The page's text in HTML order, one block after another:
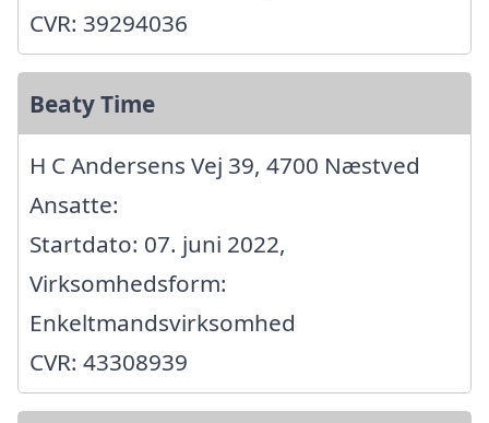
CVR: 39294036
Beaty Time
H C Andersens Vej 39, 4700 Næstved
Ansatte:
Startdato: 07. juni 2022,
Virksomhedsform:
Enkeltmandsvirksomhed
CVR: 43308939